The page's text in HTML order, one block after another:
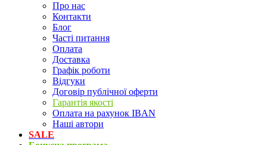
Про нас
Контакти
Блог
Часті питання
Оплата
Доставка
Графік роботи
Відгуки
Договір публічної оферти
Гарантія якості
Оплата на рахунок IBAN
Наші автори
SALE